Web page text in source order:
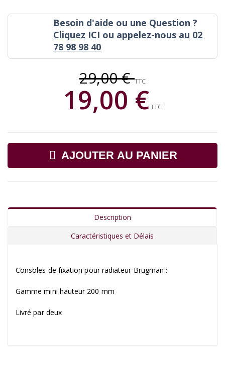
Besoin d'aide ou une Question ?
Cliquez ICI ou appelez-nous au 02
78 98 98 40
29,00 €TTC
19,00 €TTC
AJOUTER AU PANIER
Description
Caractéristiques et Délais
Consoles de fixation pour radiateur Brugman :
Gamme mini hauteur 200 mm
Livré par deux